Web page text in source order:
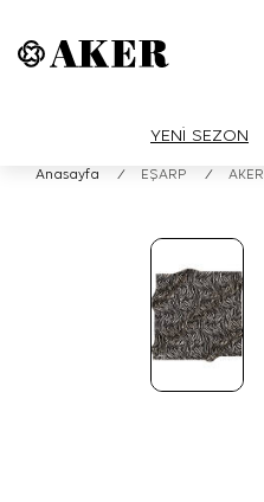
YENİ SEZON
Anasayfa / EŞARP / AKER